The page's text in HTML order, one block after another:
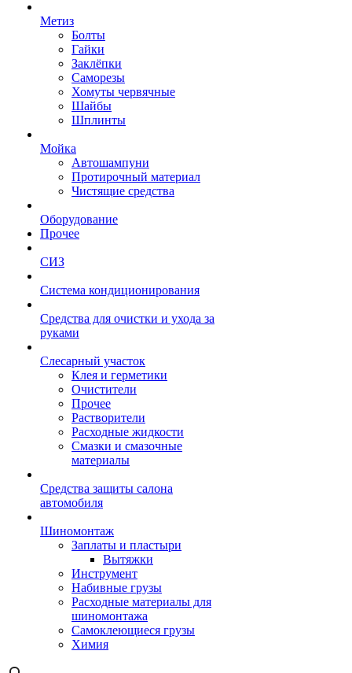
Метиз
Болты
Гайки
Заклёпки
Саморезы
Хомуты червячные
Шайбы
Шплинты
Мойка
Автошампуни
Протирочный материал
Чистящие средства
Оборудование
Прочее
СИЗ
Система кондиционирования
Средства для очистки и ухода за
руками
Слесарный участок
Клея и герметики
Очистители
Прочее
Растворители
Расходные жидкости
Смазки и смазочные
материалы
Средства защиты салона
автомобиля
Шиномонтаж
Заплаты и пластыри
Вытяжки
Инструмент
Набивные грузы
Расходные материалы для
шиномонтажа
Самоклеющиеся грузы
Химия